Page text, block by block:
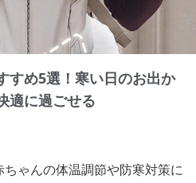
すめ5選！寒い日のお出か
適に過ごせる
ゃんの体温調節や防寒対策に